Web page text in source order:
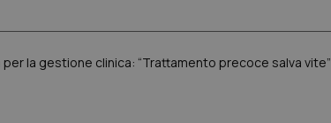
per la gestione clinica: “Trattamento precoce salva vite”